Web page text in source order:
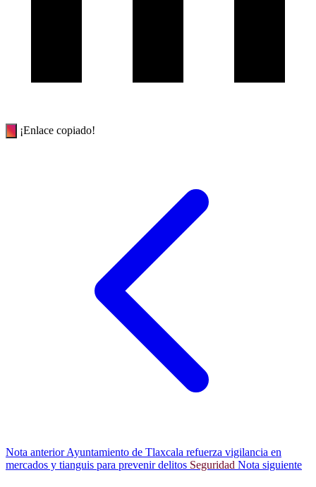
¡Enlace copiado!
Nota anteriorAyuntamiento de Tlaxcala refuerza vigilancia en
mercados y tianguis para prevenir delitos Seguridad Nota siguiente